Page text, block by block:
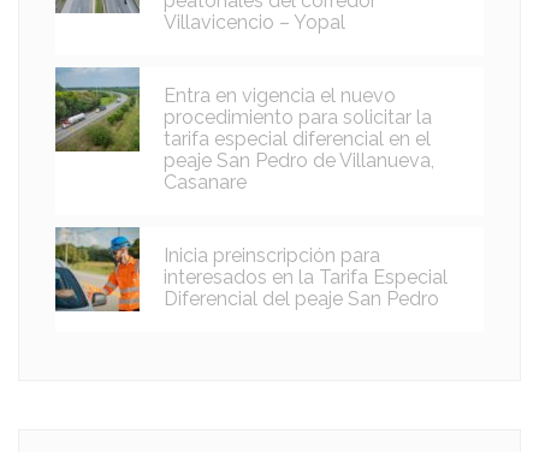
Villavicencio – Yopal
Entra en vigencia el nuevo
procedimiento para solicitar la
tarifa especial diferencial en el
peaje San Pedro de Villanueva,
Casanare
Inicia preinscripción para
interesados en la Tarifa Especial
Diferencial del peaje San Pedro